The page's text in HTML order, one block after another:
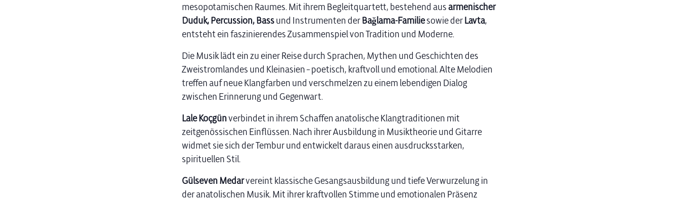
mesopotamischen Raumes. Mit ihrem Begleitquartett, bestehend aus armenischer
Duduk, Percussion, Bassund Instrumenten derBağlama-Familiesowie derLavta,
entsteht ein faszinierendes Zusammenspiel von Tradition und Moderne.
Die Musik lädt ein zu einer Reise durch Sprachen, Mythen und Geschichten des
Zweistromlandes und Kleinasien – poetisch, kraftvoll und emotional. Alte Melodien
treffen auf neue Klangfarben und verschmelzen zu einem lebendigen Dialog
zwischen Erinnerung und Gegenwart.
Lale Koçgünverbindet in ihrem Schaffen anatolische Klangtraditionen mit
zeitgenössischen Einflüssen. Nach ihrer Ausbildung in Musiktheorie und Gitarre
widmet sie sich der Tembur und entwickelt daraus einen ausdrucksstarken,
spirituellen Stil.
Gülseven Medarvereint klassische Gesangsausbildung und tiefe Verwurzelung in
der anatolischen Musik. Mit ihrer kraftvollen Stimme und emotionalen Präsenz